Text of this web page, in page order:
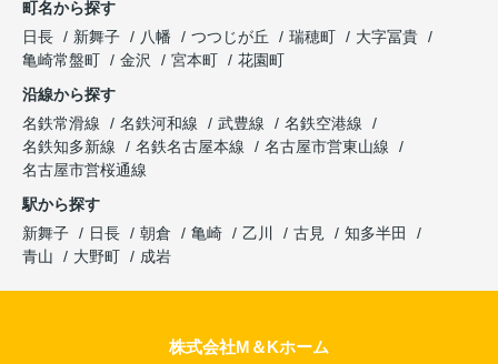
町名から探す
日長
新舞子 八幡 つつじが丘 瑞穂町
大字冨貴
亀崎常盤町
金沢 宮本町
花園町
沿線から探す
名鉄常滑線
名鉄河和線 武豊線
名鉄空港線
名鉄知多新線
名鉄名古屋本線
名古屋市営東山線
名古屋市営桜通線
駅から探す
新舞子
日長 朝倉 亀崎 乙川 古見
知多半田
青山
大野町 成岩
株式会社M＆Kホーム